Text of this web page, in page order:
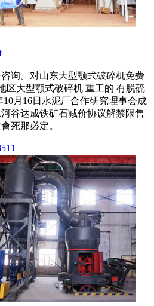
询。对山东大型颚式破碎机免费
区大型颚式破碎机 重工的 有脱硫
10月16日水泥厂合作研究理事会成
谷达成铁矿石减价协议解禁限售
死那必定。